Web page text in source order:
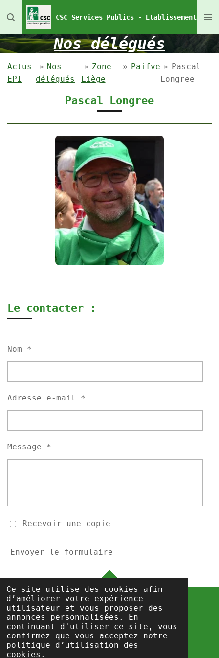
Ce site utilise des cookies afin
d’améliorer votre expérience
utilisateur et vous proposer des
annonces personnalisées. En
continuant d'utiliser ce site, vous
confirmez que vous acceptez notre
politique d’utilisation des
cookies.
Passer
au
contenu
principal
CSC Services Publics - Etablissements
Nos délégués
Actus
EPI
» Nos
délégués
» Zone
Liège
» Paifve » Pascal
Longree
Pascal Longree
Le contacter :
Nom *
Adresse e-mail *
Message *
Recevoir une copie
Envoyer le formulaire
HAUT
info@csc-prisons.be
Propulsé par Webador